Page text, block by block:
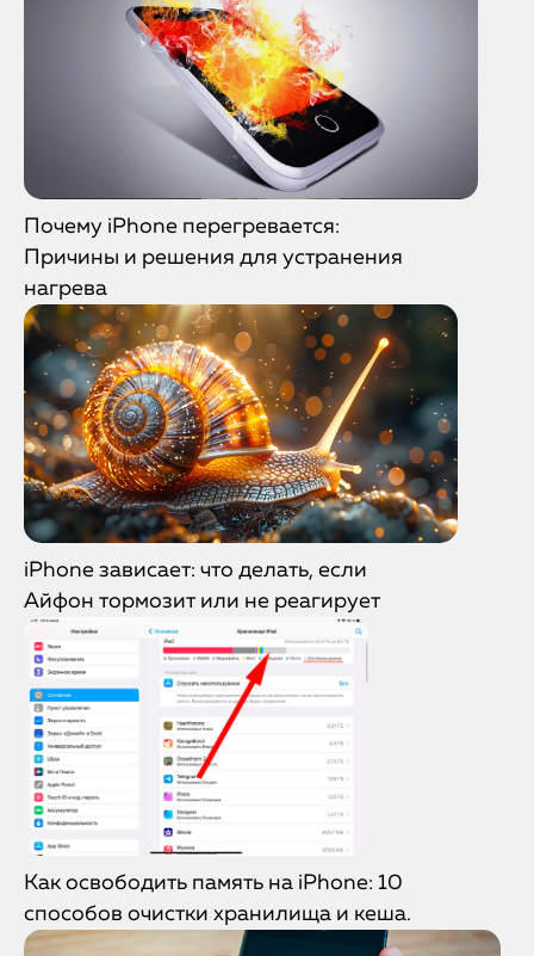
Почему iPhone перегревается:
Причины и решения для устранения
нагрева
iPhone зависает: что делать, если
Айфон тормозит или не реагирует
Как освободить память на iPhone: 10
способов очистки хранилища и кеша.